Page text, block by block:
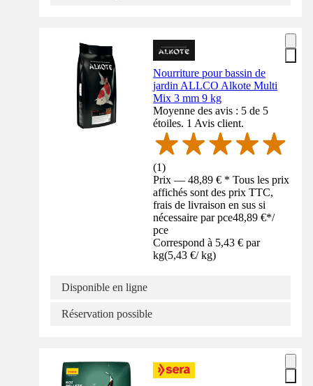
Nourriture pour bassin de
jardin ALLCO Alkote Multi
Mix 3 mm 9 kg
Moyenne des avis : 5 de 5
étoiles. 1 Avis client.
(1)
Prix — 48,89 € * Tous les prix
affichés sont des prix TTC,
frais de livraison en sus si
nécessaire par pce48,89 €*/
pce
Correspond à 5,43 € par
kg(5,43 €/ kg)
Disponible en ligne
Réservation possible